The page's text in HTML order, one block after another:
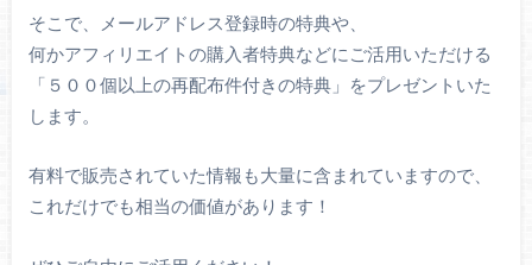
そこで、メールアドレス登録時の特典や、
何かアフィリエイトの購入者特典などにご活用いただける
「５００個以上の再配布件付きの特典」をプレゼントいた
します。
有料で販売されていた情報も大量に含まれていますので、
これだけでも相当の価値があります！